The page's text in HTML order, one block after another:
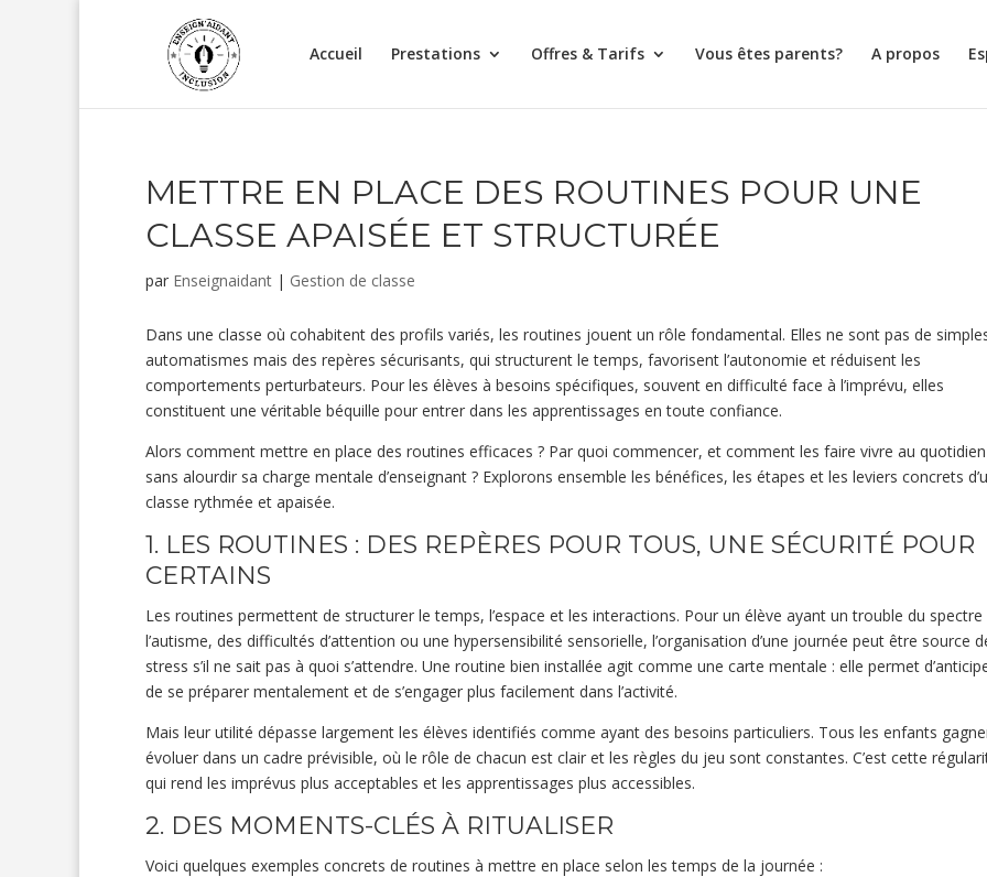
Accueil Prestations Offres & Tarifs Vous êtes parents? A propos
METTRE EN PLACE DES ROUTINES POUR UNE
CLASSE APAISÉE ET STRUCTURÉE
par Enseignaidant | Gestion de classe
Dans une classe où cohabitent des profils variés, les routines jouent un rôle fondamental. Elles ne sont pas de
automatismes mais des repères sécurisants, qui structurent le temps, favorisent l’autonomie et réduisent les
comportements perturbateurs. Pour les élèves à besoins spécifiques, souvent en difficulté face à l’imprévu, elles
constituent une véritable béquille pour entrer dans les apprentissages en toute confiance.
Alors comment mettre en place des routines efficaces ? Par quoi commencer, et comment les faire vivre au quotidien
sans alourdir sa charge mentale d’enseignant ? Explorons ensemble les bénéfices, les étapes et les leviers concrets
classe rythmée et apaisée.
1. LES ROUTINES : DES REPÈRES POUR TOUS, UNE SÉCURITÉ POUR
CERTAINS
Les routines permettent de structurer le temps, l’espace et les interactions. Pour un élève ayant un trouble du spectre
l’autisme, des difficultés d’attention ou une hypersensibilité sensorielle, l’organisation d’une journée peut être source
stress s’il ne sait pas à quoi s’attendre. Une routine bien installée agit comme une carte mentale : elle permet
de se préparer mentalement et de s’engager plus facilement dans l’activité.
Mais leur utilité dépasse largement les élèves identifiés comme ayant des besoins particuliers. Tous les enfants
évoluer dans un cadre prévisible, où le rôle de chacun est clair et les règles du jeu sont constantes. C’est cette
qui rend les imprévus plus acceptables et les apprentissages plus accessibles.
2. DES MOMENTS-CLÉS À RITUALISER
Voici quelques exemples concrets de routines à mettre en place selon les temps de la journée :